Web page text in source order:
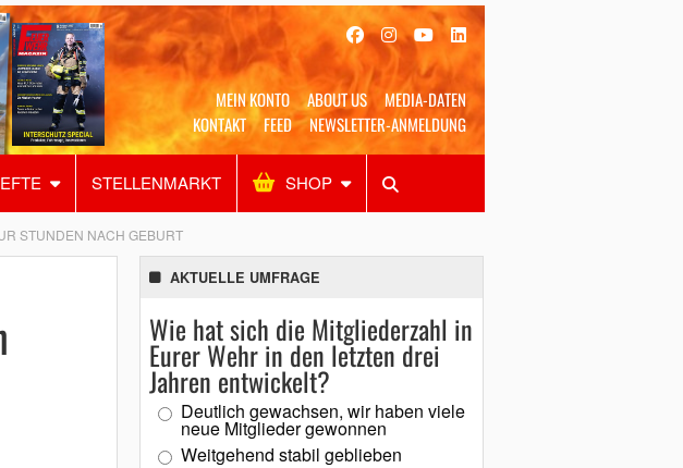
MEIN KONTO ABOUT US
MEDIA-DATEN
KONTAKT
FEED NEWSLETTER-ANMELDUNG
STELLENMARKT SHOP
Alles Shop SUCHEN
STUNDEN NACH GEBURT
AKTUELLE UMFRAGE
Wie hat sich die Mitgliederzahl in
Eurer Wehr in den letzten drei
Jahren entwickelt?
Deutlich gewachsen, wir haben viele
neue Mitglieder gewonnen
Weitgehend stabil geblieben